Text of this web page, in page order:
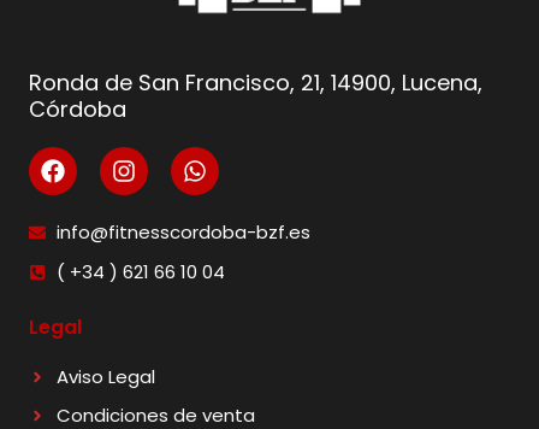
Ronda de San Francisco, 21, 14900, Lucena,
Córdoba
info@fitnesscordoba-bzf.es
( +34 ) 621 66 10 04
Legal
Aviso Legal
Condiciones de venta